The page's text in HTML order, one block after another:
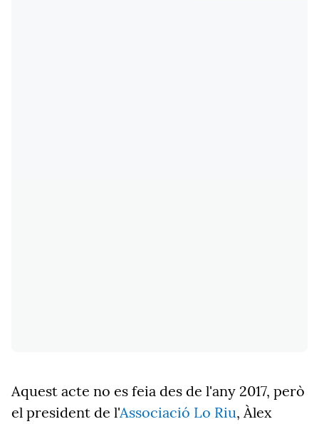
Aquest acte no es feia des de l'any 2017, però
el president de l'Associació Lo Riu, Àlex